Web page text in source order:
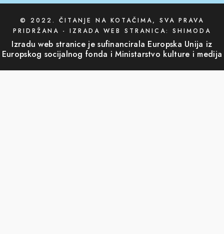
© 2022. ČITANJE NA KOTAČIMA, SVA PRAVA
PRIDRŽANA - IZRADA WEB STRANICA: SHIMODA
Izradu web stranice je sufinancirala Europska Unija iz
Europskog socijalnog fonda i Ministarstvo kulture i medija